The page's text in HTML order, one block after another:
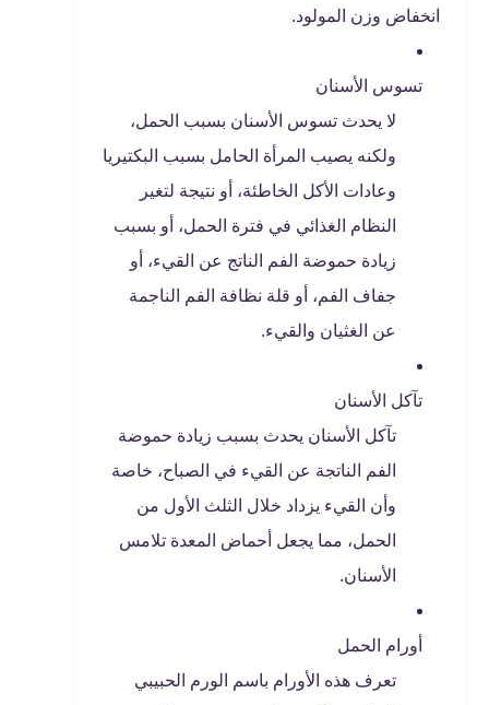
انخفاض وزن المولود.
تسوس الأسنان
لا يحدث تسوس الأسنان بسبب الحمل،
ولكنه يصيب المرأة الحامل بسبب البكتيريا
وعادات الأكل الخاطئة، أو نتيجة لتغير
النظام الغذائي في فترة الحمل، أو بسبب
زيادة حموضة الفم الناتج عن القيء، أو
جفاف الفم، أو قلة نظافة الفم الناجمة
عن الغثيان والقيء.
تآكل الأسنان
تآكل الأسنان يحدث بسبب زيادة حموضة
الفم الناتجة عن القيء في الصباح، خاصة
وأن القيء يزداد خلال الثلث الأول من
الحمل، مما يجعل أحماض المعدة تلامس
الأسنان.
أورام الحمل
تعرف هذه الأورام باسم الورم الحبيبي